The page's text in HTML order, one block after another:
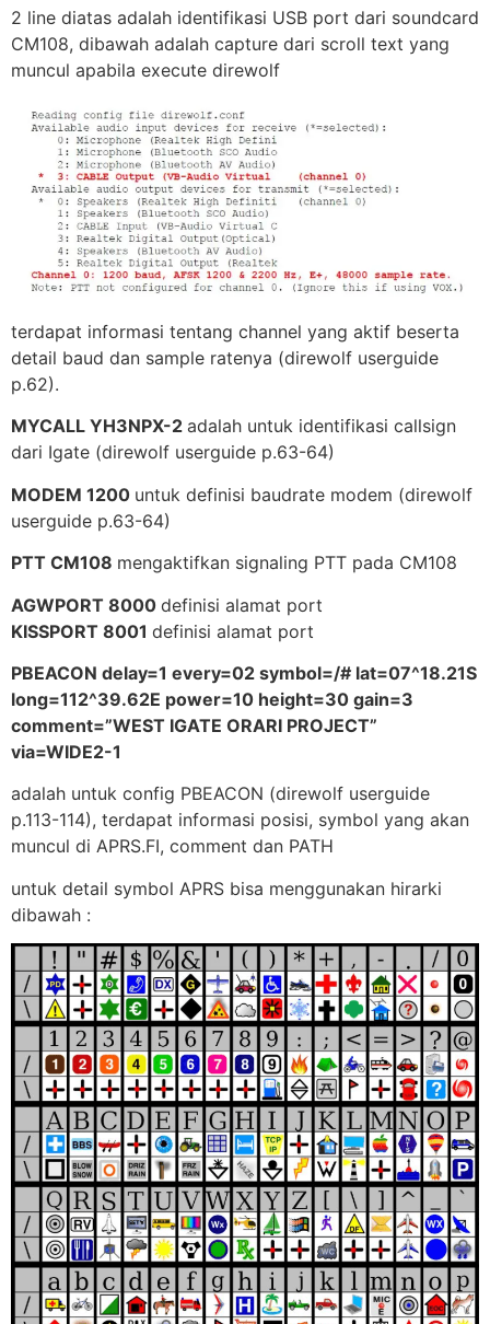
2 line diatas adalah identifikasi USB port dari soundcard
CM108, dibawah adalah capture dari scroll text yang
muncul apabila execute direwolf
terdapat informasi tentang channel yang aktif beserta
detail baud dan sample ratenya (direwolf userguide
p.62).
MYCALL YH3NPX-2 adalah untuk identifikasi callsign
dari Igate (direwolf userguide p.63-64)
MODEM 1200 untuk definisi baudrate modem (direwolf
userguide p.63-64)
PTT CM108 mengaktifkan signaling PTT pada CM108
AGWPORT 8000 definisi alamat port
KISSPORT 8001 definisi alamat port
PBEACON delay=1 every=02 symbol=/# lat=07^18.21S
long=112^39.62E power=10 height=30 gain=3
comment=”WEST IGATE ORARI PROJECT”
via=WIDE2-1
adalah untuk config PBEACON (direwolf userguide
p.113-114), terdapat informasi posisi, symbol yang akan
muncul di APRS.FI, comment dan PATH
untuk detail symbol APRS bisa menggunakan hirarki
dibawah :